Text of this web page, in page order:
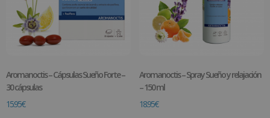
Aromanoctis – Cápsulas Sueño Forte –
30 cápsulas
15.95€
Aromanoctis – Spray Sueño y relajación
– 150 ml
18.95€